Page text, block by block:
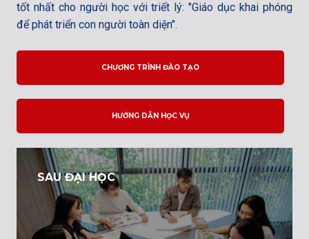
tốt nhất cho người học với triết lý: "Giáo dục khai phóng
để phát triển con người toàn diện".
CHƯƠNG TRÌNH ĐÀO TẠO
HƯỚNG DẪN HỌC VỤ
SAU ĐẠI HỌC